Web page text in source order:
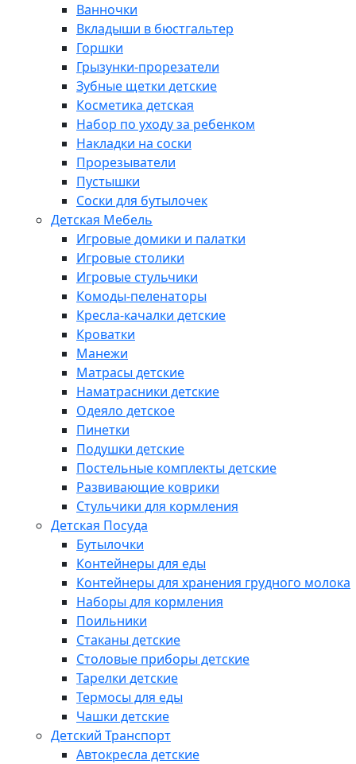
Ванночки
Вкладыши в бюстгальтер
Горшки
Грызунки-прорезатели
Зубные щетки детские
Косметика детская
Набор по уходу за ребенком
Накладки на соски
Прорезыватели
Пустышки
Соски для бутылочек
Детская Мебель
Игровые домики и палатки
Игровые столики
Игровые стульчики
Комоды-пеленаторы
Кресла-качалки детские
Кроватки
Манежи
Матрасы детские
Наматрасники детские
Одеяло детское
Пинетки
Подушки детские
Постельные комплекты детские
Развивающие коврики
Стульчики для кормления
Детская Посуда
Бутылочки
Контейнеры для еды
Контейнеры для хранения грудного молока
Наборы для кормления
Поильники
Стаканы детские
Столовые приборы детские
Тарелки детские
Термосы для еды
Чашки детские
Детский Транспорт
Автокресла детские